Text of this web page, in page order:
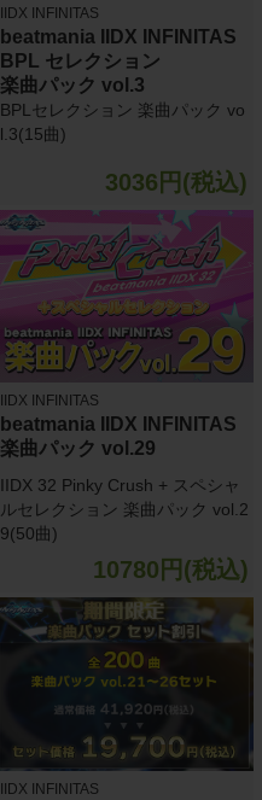
IIDX INFINITAS
beatmania IIDX INFINITAS
BPL セレクション
楽曲パック vol.3
BPLセレクション 楽曲パック vo
l.3(15曲)
3036円(税込)
IIDX INFINITAS
beatmania IIDX INFINITAS
楽曲パック vol.29
IIDX 32 Pinky Crush + スペシャ
ルセレクション 楽曲パック vol.2
9(50曲)
10780円(税込)
IIDX INFINITAS